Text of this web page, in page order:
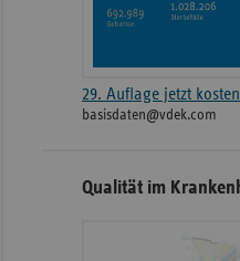
29. Auflage jetzt
basisdaten@vdek.com
Qualität im